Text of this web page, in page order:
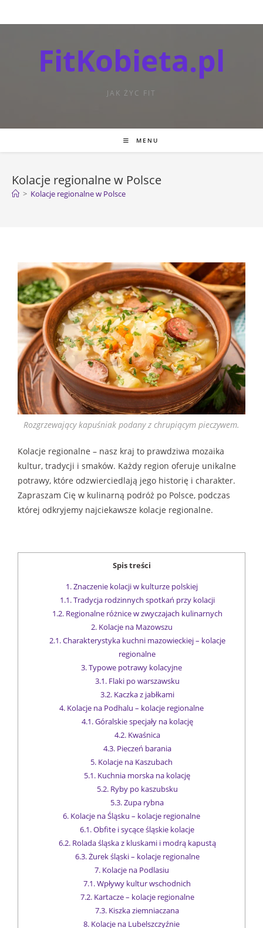
FitKobieta.pl
JAK ŻYC FIT
MENU
Kolacje regionalne w Polsce
> Kolacje regionalne w Polsce
Rozgrzewający kapuśniak podany z chrupiącym pieczywem.
Kolacje regionalne – nasz kraj to prawdziwa mozaika
kultur, tradycji i smaków. Każdy region oferuje unikalne
potrawy, które odzwierciedlają jego historię i charakter.
Zapraszam Cię w kulinarną podróż po Polsce, podczas
której odkryjemy najciekawsze kolacje regionalne.
Spis treści
1.Znaczenie kolacji w kulturze polskiej
1.1.Tradycja rodzinnych spotkań przy kolacji
1.2.Regionalne różnice w zwyczajach kulinarnych
2.Kolacje na Mazowszu
2.1.Charakterystyka kuchni mazowieckiej – kolacje
regionalne
3.Typowe potrawy kolacyjne
3.1.Flaki po warszawsku
3.2.Kaczka z jabłkami
4. Kolacje na Podhalu – kolacje regionalne
4.1.Góralskie specjały na kolację
4.2.Kwaśnica
4.3.Pieczeń barania
5. Kolacje na Kaszubach
5.1. Kuchnia morska na kolację
5.2.Ryby po kaszubsku
5.3.Zupa rybna
6. Kolacje na Śląsku – kolacje regionalne
6.1.Obfite i sycące śląskie kolacje
6.2.Rolada śląska z kluskami i modrą kapustą
6.3.Żurek śląski – kolacje regionalne
7.Kolacje na Podlasiu
7.1.Wpływy kultur wschodnich
7.2.Kartacze – kolacje regionalne
7.3. Kiszka ziemniaczana
8. Kolacje na Lubelszczyźnie